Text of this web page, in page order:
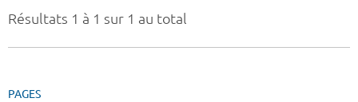
Résultats 1 à 1 sur 1 au total
PAGES